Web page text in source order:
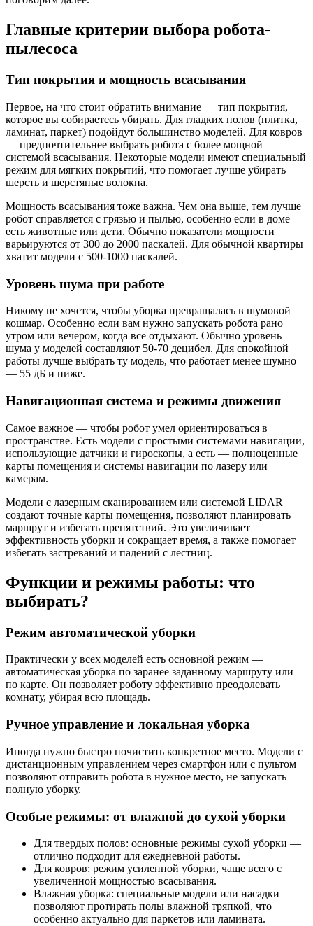
Главные критерии выбора робота-
пылесоса
Тип покрытия и мощность всасывания
Первое, на что стоит обратить внимание — тип покрытия,
которое вы собираетесь убирать. Для гладких полов (плитка,
ламинат, паркет) подойдут большинство моделей. Для ковров
— предпочтительнее выбрать робота с более мощной
системой всасывания. Некоторые модели имеют специальный
режим для мягких покрытий, что помогает лучше убирать
шерсть и шерстяные волокна.
Мощность всасывания тоже важна. Чем она выше, тем лучше
робот справляется с грязью и пылью, особенно если в доме
есть животные или дети. Обычно показатели мощности
варьируются от 300 до 2000 паскалей. Для обычной квартиры
хватит модели с 500-1000 паскалей.
Уровень шума при работе
Никому не хочется, чтобы уборка превращалась в шумовой
кошмар. Особенно если вам нужно запускать робота рано
утром или вечером, когда все отдыхают. Обычно уровень
шума у моделей составляют 50-70 децибел. Для спокойной
работы лучше выбрать ту модель, что работает менее шумно
— 55 дБ и ниже.
Навигационная система и режимы движения
Самое важное — чтобы робот умел ориентироваться в
пространстве. Есть модели с простыми системами навигации,
использующие датчики и гироскопы, а есть — полноценные
карты помещения и системы навигации по лазеру или
камерам.
Модели с лазерным сканированием или системой LIDAR
создают точные карты помещения, позволяют планировать
маршрут и избегать препятствий. Это увеличивает
эффективность уборки и сокращает время, а также помогает
избегать застреваний и падений с лестниц.
Функции и режимы работы: что
выбирать?
Режим автоматической уборки
Практически у всех моделей есть основной режим —
автоматическая уборка по заранее заданному маршруту или
по карте. Он позволяет роботу эффективно преодолевать
комнату, убирая всю площадь.
Ручное управление и локальная уборка
Иногда нужно быстро почистить конкретное место. Модели с
дистанционным управлением через смартфон или с пультом
позволяют отправить робота в нужное место, не запускать
полную уборку.
Особые режимы: от влажной до сухой уборки
Для твердых полов: основные режимы сухой уборки —
отлично подходит для ежедневной работы.
Для ковров: режим усиленной уборки, чаще всего с
увеличенной мощностью всасывания.
Влажная уборка: специальные модели или насадки
позволяют протирать полы влажной тряпкой, что
особенно актуально для паркетов или ламината.